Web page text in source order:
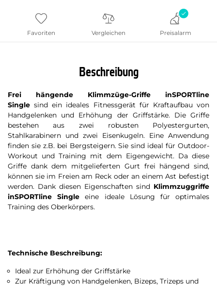
Favoriten Vergleichen Preisalarm
Beschreibung
Frei hängende Klimmzüge-Griffe inSPORTline
Singlesind ein ideales Fitnessgerät für Kraftaufbau von
Handgelenken und Erhöhung der Griffstärke. Die Griffe
bestehen aus zwei robusten Polyestergurten,
Stahlkarabinern und zwei Eisenkugeln. Eine Anwendung
finden sie z.B. bei Bergsteigern. Sie sind ideal für Outdoor-
Workout und Training mit dem Eigengewicht. Da diese
Griffe dank dem mitgelieferten Gurt frei hängend sind,
können sie im Freien am Reck oder an einem Ast befestigt
werden. Dank diesen Eigenschaften sind Klimmzuggriffe
inSPORTline Single eine ideale Lösung für optimales
Training des Oberkörpers.
Technische Beschreibung:
Ideal zur Erhöhung der Griffstärke
Zur Kräftigung von Handgelenken, Bizeps, Trizeps und